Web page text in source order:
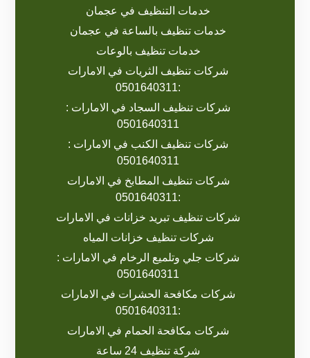
خدمات التنظيف في عجمان
خدمات تنظيف بالساعة في عجمان
خدمات تنظيف بالوعات
شركات تنظيف الثريات في الامارات
:0501640311
شركات تنظيف السجاد في الامارات :
0501640311
شركات تنظيف الكنب في الامارات :
0501640311
شركات تنظيف المطابخ في الامارات
:0501640311
شركات تنظيف تبريد خزانات في الامارات
شركات تنظيف خزانات المياه
شركات جلي وتلميع الرخام في الامارات :
0501640311
شركات مكافحة الحشرات في الامارات
:0501640311
شركات مكافحة الحمام في الامارات
شركة تنظيف 24 ساعة